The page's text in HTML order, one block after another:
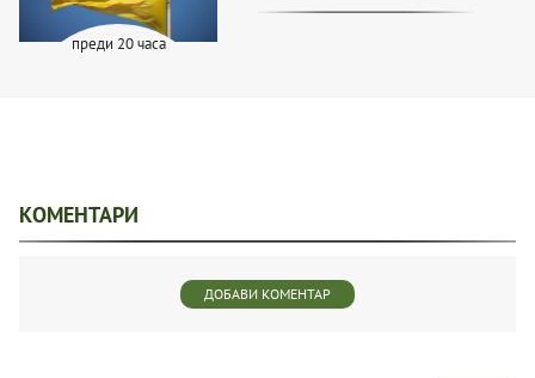
преди 20 часа
КОМЕНТАРИ
ДОБАВИ КОМЕНТАР